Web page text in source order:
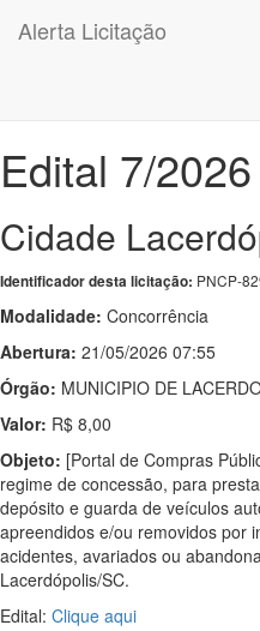
Alerta Licitação
Edital 7/2026
Cidade
Identificador desta licitação: PNCP-
Modalidade: Concorrência
Abertura: 21/05/2026 07:55
Órgão: MUNICIPIO DE
Valor: R$ 8,00
Objeto: [Portal de Compras
regime de concessão, para
depósito e guarda de veículos
apreendidos e/ou removidos por
acidentes, avariados ou
Lacerdópolis/SC.
Edital: Clique aqui